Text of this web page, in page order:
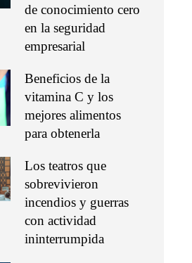
de conocimiento cero
en la seguridad
empresarial
Beneficios de la
vitamina C y los
mejores alimentos
para obtenerla
Los teatros que
sobrevivieron
incendios y guerras
con actividad
ininterrumpida